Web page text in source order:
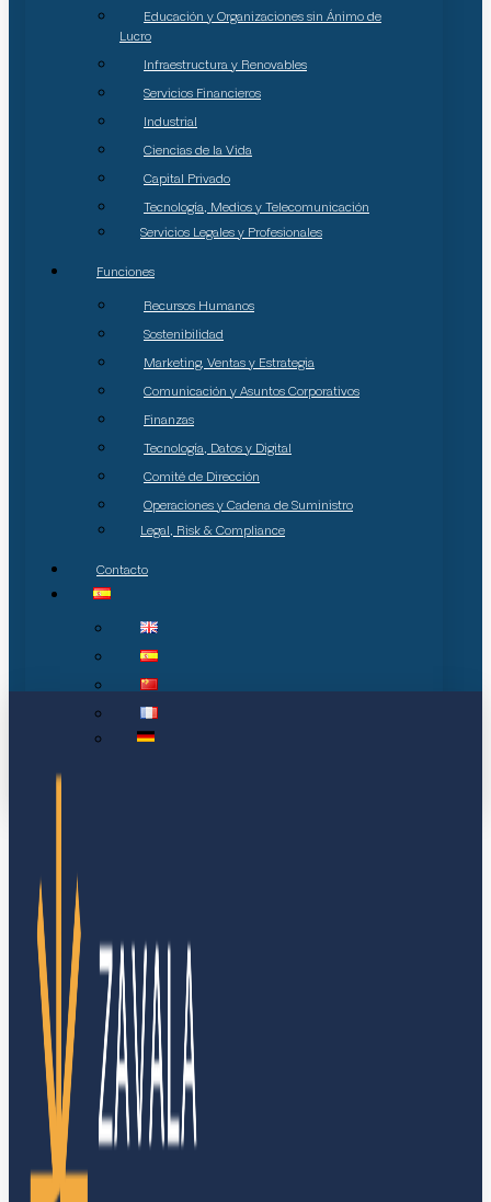
Educación y Organizaciones sin Ánimo de
Lucro
Infraestructura y Renovables
Servicios Financieros
Industrial
Ciencias de la Vida
Capital Privado
Tecnología, Medios y Telecomunicación
Servicios Legales y Profesionales
Funciones
Recursos Humanos
Sostenibilidad
Marketing, Ventas y Estrategia
Comunicación y Asuntos Corporativos
Finanzas
Tecnología, Datos y Digital
Comité de Dirección
Operaciones y Cadena de Suministro
Legal, Risk & Compliance
Contacto